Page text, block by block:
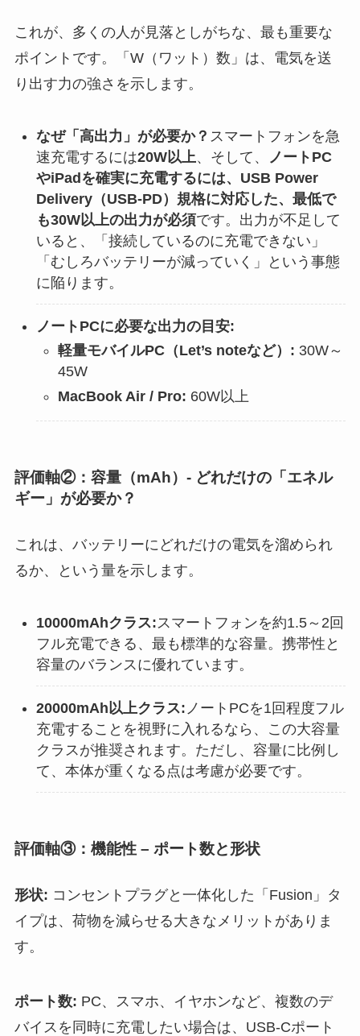
これが、多くの人が見落としがちな、最も重要な
ポイントです。「W（ワット）数」は、電気を送
り出す力の強さを示します。
なぜ「高出力」が必要か？ スマートフォンを急
速充電するには20W以上、そして、
ノートPC
やiPadを確実に充電するには、USB Power
Delivery（USB-PD）規格に対応した、最低で
も30W以上の出力が必須です。出力が不足して
いると、「接続しているのに充電できない」
「むしろバッテリーが減っていく」という事態
に陥ります。
ノートPCに必要な出力の目安:
軽量モバイルPC（Let’s noteなど）: 30W～
45W
MacBook Air / Pro: 60W以上
評価軸②：容量（mAh）- どれだけの「エネル
ギー」が必要か？
これは、バッテリーにどれだけの電気を溜められ
るか、という量を示します。
10000mAhクラス: スマートフォンを約1.5～2回
フル充電できる、最も標準的な容量。携帯性と
容量のバランスに優れています。
20000mAh以上クラス: ノートPCを1回程度フル
充電することを視野に入れるなら、この大容量
クラスが推奨されます。ただし、容量に比例し
て、本体が重くなる点は考慮が必要です。
評価軸③：機能性 – ポート数と形状
形状: コンセントプラグと一体化した「Fusion」タ
イプは、荷物を減らせる大きなメリットがありま
す。
ポート数: PC、スマホ、イヤホンなど、複数のデ
バイスを同時に充電したい場合は、USB-Cポート